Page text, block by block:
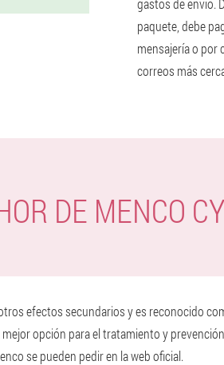
gastos de envío.
paquete, debe
mensajería o por
correos más
DE MENCO
efectos secundarios y es reconocido
opción para el tratamiento y
se pueden pedir en la web oficial.